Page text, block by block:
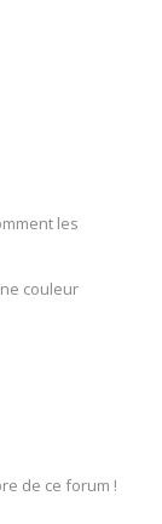
les
couleur
de ce forum !